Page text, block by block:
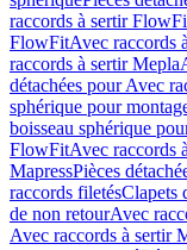
raccords à sertir
FlowFitAvec raccords
raccords à sertir Mepla
détachées pour Avec
sphérique pour
boisseau sphérique
FlowFitAvec raccords
MapressPièces
raccords filetésClapets
de non retourAvec
Avec raccords à sertir